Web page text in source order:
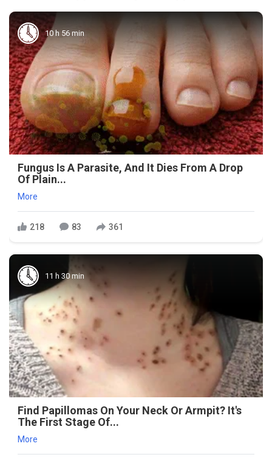
10 h 56 min
Fungus Is A Parasite, And It Dies From A Drop
Of Plain...
More
218 83 361
11 h 30 min
Find Papillomas On Your Neck Or Armpit? It's
The First Stage Of...
More